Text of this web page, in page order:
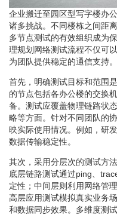
企业搬迁至园区型写字楼办
诸多挑战。不同楼栋之间距
多节点测试的有效组织成为
理规划网络测试流程不仅可
为团队提供稳定的通信支持。
首先，明确测试目标和范围
的节点包括各办公楼的交换
备。测试应覆盖物理链路状
略等方面。针对不同团队的
映实际使用情况。例如，研
数据传输稳定性。
其次，采用分层次的测试方
底层链路测试通过ping、
定性；中间层则利用网络管
高层应用测试模拟真实业务
和数据同步效果。多维度测